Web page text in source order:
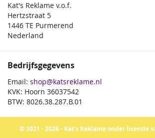
Kat's Reklame v.o.f.
Hertzstraat 5
1446 TE Purmerend
Nederland
Bedrijfsgegevens
Email: shop@katsreklame.nl
KVK: Hoorn 36037542
BTW: 8026.38.287.B.01
© 2021 - 2026 - Kat's Reklame onder licentie